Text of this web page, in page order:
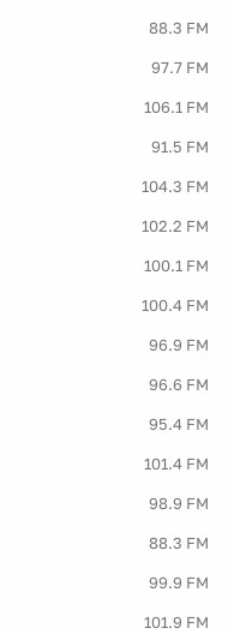
88.3 FM
97.7 FM
106.1 FM
91.5 FM
104.3 FM
102.2 FM
100.1 FM
100.4 FM
96.9 FM
96.6 FM
95.4 FM
101.4 FM
98.9 FM
88.3 FM
99.9 FM
101.9 FM